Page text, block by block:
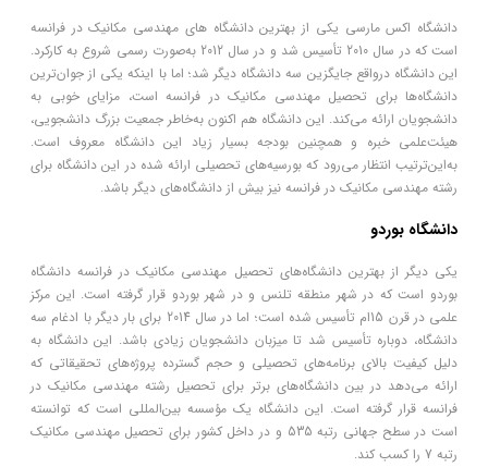
دانشگاه اکس مارسی یکی از بهترین دانشگاه های مهندسی مکانیک در فرانسه
است که در سال 2010 تأسیس شد و در سال 2012 به‌صورت رسمی شروع به کارکرد.
این دانشگاه درواقع جایگزین سه دانشگاه دیگر شد؛ اما با اینکه یکی از جوان‌ترین
دانشگاه‌ها برای تحصیل مهندسی مکانیک در فرانسه است، مزایای خوبی به
دانشجویان ارائه می‌کند. این دانشگاه هم اکنون به‌خاطر جمعیت بزرگ دانشجویی،
هیئت‌علمی خبره و همچنین بودجه بسیار زیاد این دانشگاه معروف است.
به‌این‌ترتیب انتظار می‌رود که بورسیه‌های تحصیلی ارائه شده در این دانشگاه برای
رشته مهندسی مکانیک در فرانسه نیز بیش از دانشگاه‌های دیگر باشد.
دانشگاه بوردو
یکی دیگر از بهترین دانشگاه‌های تحصیل مهندسی مکانیک در فرانسه دانشگاه
بوردو است که در شهر منطقه تلنس و در شهر بوردو قرار گرفته است. این مرکز
علمی در قرن 15ام تأسیس شده است؛ اما در سال 2014 برای بار دیگر با ادغام سه
دانشگاه، دوباره تأسیس شد تا میزبان دانشجویان زیادی باشد. این دانشگاه به
دلیل کیفیت بالای برنامه‌های تحصیلی و حجم گسترده پروژه‌های تحقیقاتی که
ارائه می‌دهد در بین دانشگاه‌های برتر برای تحصیل رشته مهندسی مکانیک در
فرانسه قرار گرفته است. این دانشگاه یک مؤسسه بین‌المللی است که توانسته
است در سطح جهانی رتبه 535 و در داخل کشور برای تحصیل مهندسی مکانیک
رتبه 7 را کسب کند.